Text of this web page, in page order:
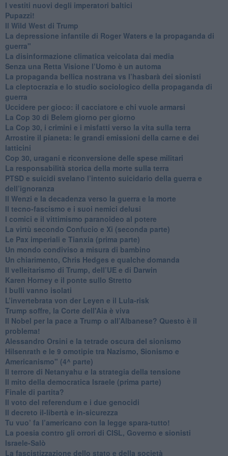
​I vestiti nuovi degli imperatori baltici
​Pupazzi!
​Il Wild West di Trump
​La depressione infantile di Roger Waters e la propaganda di
guerra"
​La disinformazione climatica veicolata dai media
Senza una Retta Visione l’Uomo è un automa
​La propaganda bellica nostrana vs l’hasbarà dei sionisti
​La cleptocrazia e lo studio sociologico della propaganda di
guerra
​Uccidere per gioco: il cacciatore e chi vuole armarsi
​La Cop 30 di Belem giorno per giorno
La Cop 30, i crimini e i misfatti verso la vita sulla terra
Arrostire il pianeta: le grandi emissioni della carne e dei
latticini
​Cop 30, uragani e riconversione delle spese militari
La responsabilità storica della morte sulla terra
PTSD e suicidi svelano l’intento suicidario della guerra e
dell’ignoranza
Il Wenzi e la decadenza verso la guerra e la morte
​Il tecno-fascismo e i suoi nemici delusi
​I comici e il vittimismo paranoideo al potere
​La virtù secondo Confucio e Xi (seconda parte)
Le Pax imperiali e Tianxia (prima parte)
Un mondo condiviso a misura di bambino
​Un chiarimento, Chris Hedges e qualche domanda
Il velleitarismo di Trump, dell’UE e di Darwin
​Karen Horney e il ponte sullo Stretto
​I bulli vanno isolati
L’invertebrata von der Leyen e il Lula-risk
Trump soffre, la Corte dell'Aia è viva
​Il Nobel per la pace a Trump o all’Albanese? Questo è il
problema!
​Alessandro Orsini e la tetrade oscura del sionismo
​Hilsenrath e le 9 omotipie tra Nazismo, Sionismo e
Americanismo" (4^ parte)
​Il terrore di Netanyahu e la strategia della tensione
Il mito della democratica Israele (prima parte)
​Finale di partita?
​Il voto del referendum e i due genocidi
Il decreto il-libertà e in-sicurezza
Tu vuo’ fa l’americano con la legge spara-tutto!
La poesia contro gli orrori di CISL, Governo e sionisti
Israele-Salò
​La fascistizzazione dello stato e della società